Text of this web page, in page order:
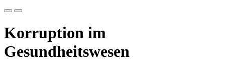
Korruption im
Gesundheitswesen